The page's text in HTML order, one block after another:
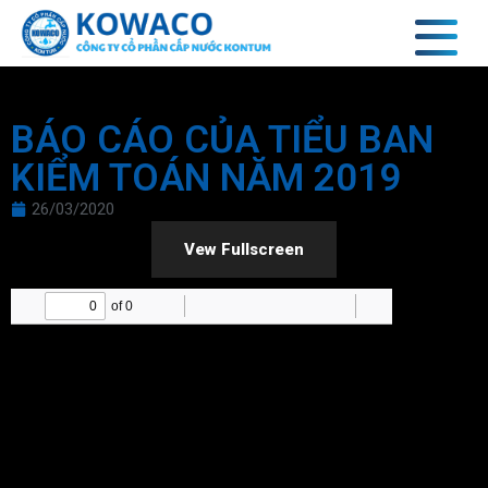
BÁO CÁO CỦA TIỂU BAN
KIỂM TOÁN NĂM 2019
26/03/2020
Vew Fullscreen